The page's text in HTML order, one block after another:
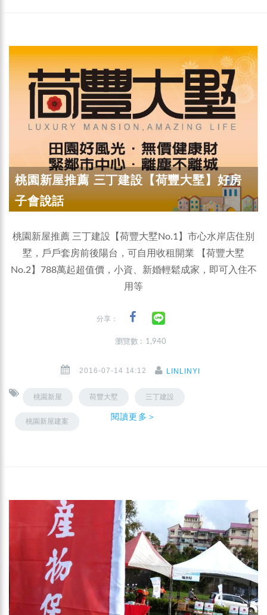
桃園新屋推薦 三丁建設【荷豐大墅】好房
子會說話
桃園新屋推薦 三丁建設【荷豐大墅No.1】市心水岸店住別
墅，戶戶套房前後陽台，可自用收租開業 【荷豐大墅
No.2】788萬起超值價，小資、新婚輕鬆成家，即可入住不
用等
分享：
瀏覽數 : 1,940
2016-07-14 14:12 LINLINYI
桃園新屋 荷豐大墅 三丁建設
桃園新屋建案 閱讀更多＞